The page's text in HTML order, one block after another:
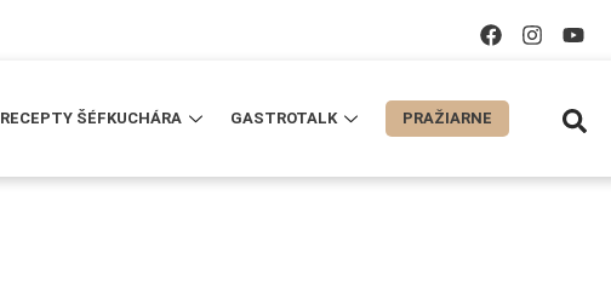
RECEPTY ŠÉFKUCHÁRA GASTROTALK PRAŽIARNE